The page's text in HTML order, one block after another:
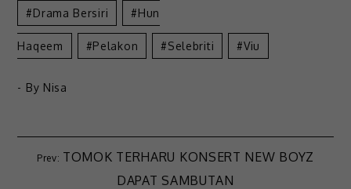
Drama Bersiri Hun
Haqeem Pelakon Selebriti Viu
- By Nisa
TOMOK TERHARU KONSERT NEW BOYZ
DAPAT SAMBUTAN